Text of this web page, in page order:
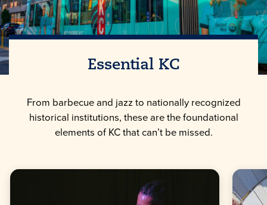
Essential KC
From barbecue and jazz to nationally recognized
historical institutions, these are the foundational
elements of KC that can’t be missed.